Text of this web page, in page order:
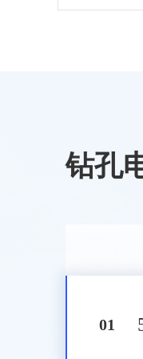
钻孔
01